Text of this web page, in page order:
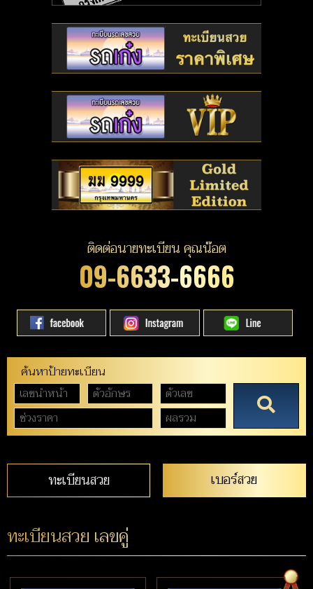
ติดต่อนายทะเบียน คุณน๊อต
09-6633-6666
ค้นหาป้ายทะเบียน
ทะเบียนสวย เบอร์สวย
ทะเบียนสวย เลขคู่